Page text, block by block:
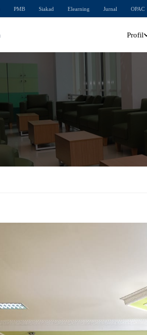
PMB Siakad Elearning Jurnal OPAC
Profil